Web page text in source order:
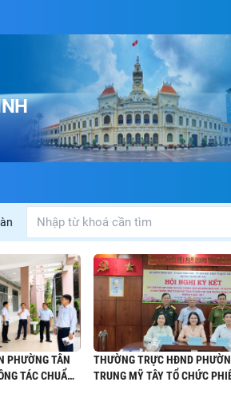
Văn hóa – Xã hội HĐND Thành phố Hồ
PHƯỜNG TÂN
TÁC CHUẨN
THƯỜNG TRỰC HĐND
TRUNG MỸ TÂY TỔ CHỨC